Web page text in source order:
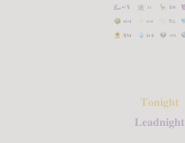
𝐓𝐨𝐧𝐢𝐠𝐡𝐭
𝐋𝐞𝐚𝐝𝐧𝐢𝐠𝐡𝐭